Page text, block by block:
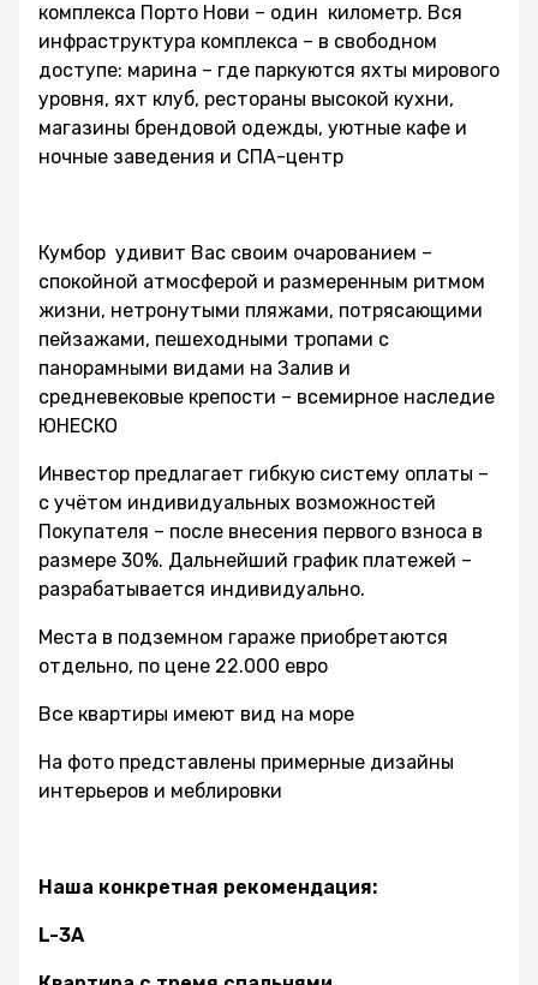
комплекса Порто Нови – один километр. Вся
инфраструктура комплекса – в свободном
доступе: марина – где паркуются яхты мирового
уровня, яхт клуб, рестораны высокой кухни,
магазины брендовой одежды, уютные кафе и
ночные заведения и СПА-центр
Кумбор удивит Вас своим очарованием –
спокойной атмосферой и размеренным ритмом
жизни, нетронутыми пляжами, потрясающими
пейзажами, пешеходными тропами с
панорамными видами на Залив и
средневековые крепости – всемирное наследие
ЮНЕСКО
Инвестор предлагает гибкую систему оплаты –
с учётом индивидуальных возможностей
Покупателя – после внесения первого взноса в
размере 30%. Дальнейший график платежей –
разрабатывается индивидуально.
Места в подземном гараже приобретаются
отдельно, по цене 22.000 евро
Все квартиры имеют вид на море
На фото представлены примерные дизайны
интерьеров и меблировки
Наша конкретная рекомендация:
L-3A